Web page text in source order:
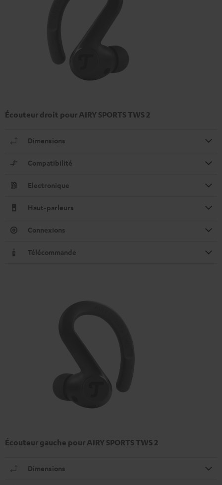
Écouteur droit pour AIRY SPORTS TWS 2
Dimensions
Compatibilité
Electronique
Haut-parleurs
Connexions
Télécommande
Écouteur gauche pour AIRY SPORTS TWS 2
Dimensions